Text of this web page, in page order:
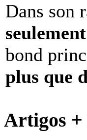
Dans son
bond
plus que
Artigos +